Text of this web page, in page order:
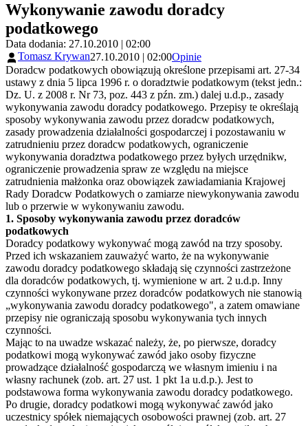
Wykonywanie zawodu doradcy
podatkowego
Data dodania: 27.10.2010 | 02:00
Tomasz Krywan27.10.2010 | 02:00Opinie
Doradcw podatkowych obowiązują określone przepisami art. 27-34
ustawy z dnia 5 lipca 1996 r. o doradztwie podatkowym (tekst jedn.:
Dz. U. z 2008 r. Nr 73, poz. 443 z pźn. zm.) dalej u.d.p., zasady
wykonywania zawodu doradcy podatkowego. Przepisy te określają
sposoby wykonywania zawodu przez doradcw podatkowych,
zasady prowadzenia działalności gospodarczej i pozostawaniu w
zatrudnieniu przez doradcw podatkowych, ograniczenie
wykonywania doradztwa podatkowego przez byłych urzędnikw,
ograniczenie prowadzenia spraw ze względu na miejsce
zatrudnienia małżonka oraz obowiązek zawiadamiania Krajowej
Rady Doradcw Podatkowych o zamiarze niewykonywania zawodu
lub o przerwie w wykonywaniu zawodu.
1. Sposoby wykonywania zawodu przez doradców
podatkowych
Doradcy podatkowy wykonywać mogą zawód na trzy sposoby.
Przed ich wskazaniem zauważyć warto, że na wykonywanie
zawodu doradcy podatkowego składają się czynności zastrzeżone
dla doradców podatkowych, tj. wymienione w art. 2 u.d.p. Inny
czynności wykonywane przez doradców podatkowych nie stanowią
„wykonywania zawodu doradcy podatkowego", a zatem omawiane
przepisy nie ograniczają sposobu wykonywania tych innych
czynności.
Mając to na uwadze wskazać należy, że, po pierwsze, doradcy
podatkowi mogą wykonywać zawód jako osoby fizyczne
prowadzące działalność gospodarczą we własnym imieniu i na
własny rachunek (zob. art. 27 ust. 1 pkt 1a u.d.p.). Jest to
podstawowa forma wykonywania zawodu doradcy podatkowego.
Po drugie, doradcy podatkowi mogą wykonywać zawód jako
uczestnicy spółek niemających osobowości prawnej (zob. art. 27